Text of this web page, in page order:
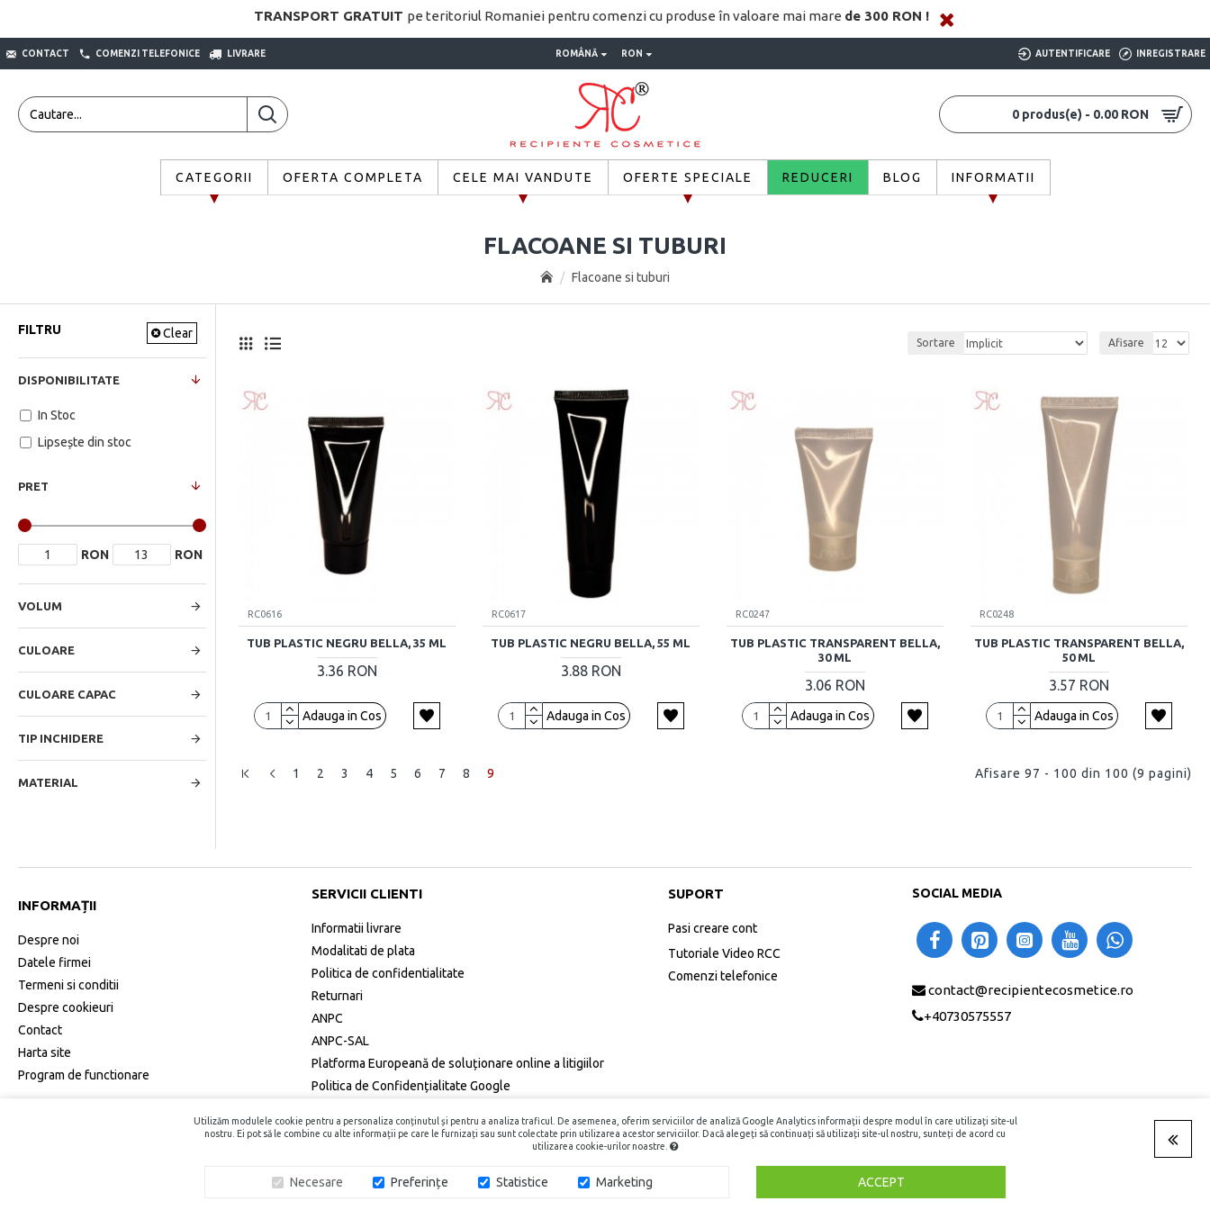
Utilizăm modulele cookie pentru a personaliza conținutul și pentru a analiza traficul. De asemenea, oferim serviciilor de analiză Google Analytics informații despre modul în care utilizați site-ul
nostru. Ei pot să le combine cu alte informații pe care le furnizați sau sunt colectate prin utilizarea acestor serviciilor. Dacă alegeți să continuați să utilizați site-ul nostru, sunteți de acord cu
utilizarea cookie-urilor noastre.
Necesare Preferințe Statistice Marketing ACCEPT
TRANSPORT GRATUIT pe teritoriul Romaniei pentru comenzi cu produse în valoare mai mare de 300 RON !
CONTACT COMENZI TELEFONICE LIVRARE ROMÂNĂ RON AUTENTIFICARE INREGISTRARE
0 produs(e) - 0.00 RON
CATEGORII OFERTA COMPLETA CELE MAI VANDUTE OFERTE SPECIALE REDUCERI BLOG INFORMATII
Flacoane si tuburi
FLACOANE SI TUBURI
FILTRU Clear
PRET
RON RON
VOLUM
CULOARE
CULOARE CAPAC
TIP INCHIDERE
MATERIAL
DISPONIBILITATE
In Stoc
Lipsește din stoc
Sortare Afisare
RC0616
TUB PLASTIC NEGRU BELLA, 35 ML
3.36 RON
Adauga in Cos
RC0617
TUB PLASTIC NEGRU BELLA, 55 ML
3.88 RON
Adauga in Cos
RC0247
TUB PLASTIC TRANSPARENT BELLA,
30 ML
3.06 RON
Adauga in Cos
RC0248
TUB PLASTIC TRANSPARENT BELLA,
50 ML
3.57 RON
Adauga in Cos
1 2 3 4 5 6 7 8 9 Afisare 97 - 100 din 100 (9 pagini)
INFORMAȚII
Despre noi
Datele firmei
Termeni si conditii
Despre cookieuri
Contact
Harta site
Program de functionare
SERVICII CLIENTI
Informatii livrare
Modalitati de plata
Politica de confidentialitate
Returnari
ANPC
ANPC-SAL
Platforma Europeană de soluționare online a litigiilor
Politica de Confidențialitate Google
SUPORT
Pasi creare cont
Tutoriale Video RCC
Comenzi telefonice
SOCIAL MEDIA
contact@recipientecosmetice.ro
+40730575557
Conversati cu noi pe Facebook!